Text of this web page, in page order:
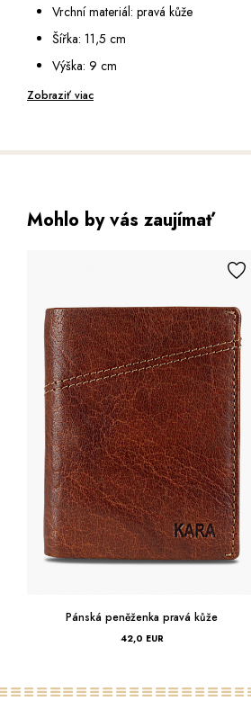
1 průhledná přihrádka se síťkou
Vrchní materiál: pravá kůže
Šířka: 11,5 cm
Výška: 9 cm
Hloubka: 2,5 cm
Zobraziť viac
Mohlo by vás zaujímať
Pánská peněženka pravá kůže
42,0 EUR